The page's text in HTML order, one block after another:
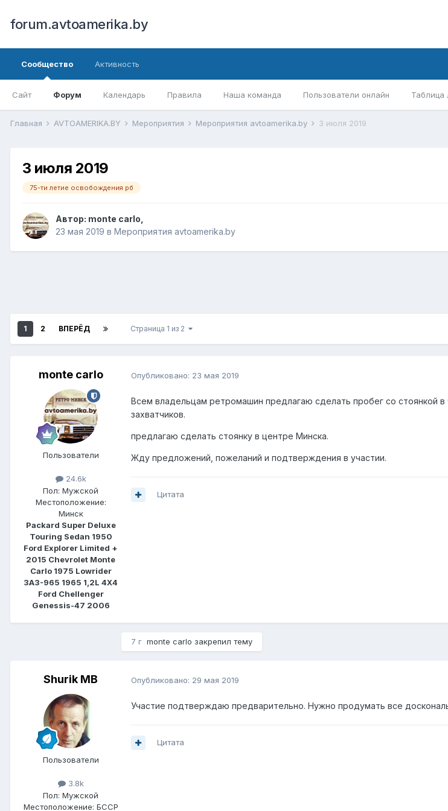
forum.avtoamerika.by
Сообщество
Сайт Форум Календарь Правила Наша команда Пользователи онлайн Таблица
Активность
Главная AVTOAMERIKA.BY Мероприятия Мероприятия avtoamerika.by 3 июля 2019
3 июля 2019
75-ти летие освобождения рб
Автор: monte carlo
23 мая 2019 в Мероприятия avtoamerika.by
1 2 ВПЕРЁД Страница 1 из 2
monte carlo
Пользователи
24.6k
Пол: Мужской
Местоположение:
Минск
Packard Super Deluxe
Touring Sedan 1950
Ford Explorer Limited +
2015 Chevrolet Monte
Carlo 1975 Lowrider
ЗАЗ-965 1965 1,2L 4Х4
Ford Chellenger
Genessis-47 2006
Опубликовано: 23 мая 2019
Всем владельцам ретромашин предлагаю сделать пробег со стоянкой
захватчиков.
предлагаю сделать стоянку в центре Минска.
Жду предложений, пожеланий и подтверждения в участии.
Цитата
7 г monte carlo закрепил тему
Shurik MB
Пользователи
3.8k
Пол: Мужской
Местоположение: БССР
Опубликовано: 29 мая 2019
Участие подтверждаю предварительно. Нужно продумать все
Цитата